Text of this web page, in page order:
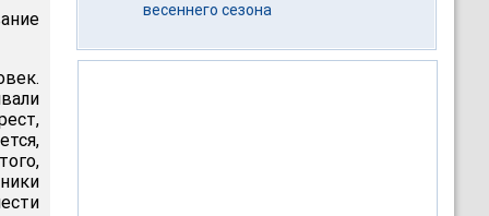
весеннего сезона